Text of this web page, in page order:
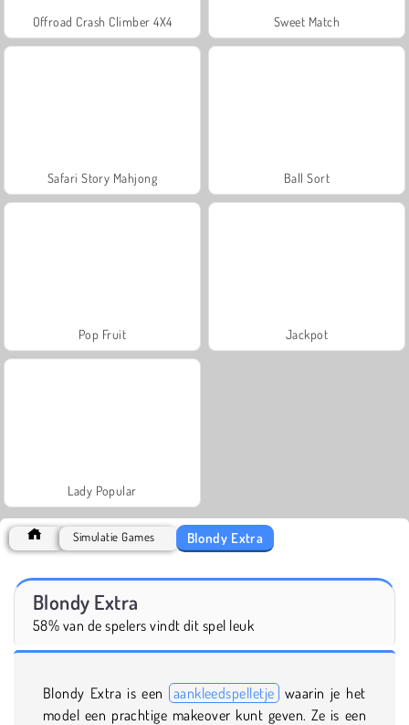
Offroad Crash Climber 4X4 Sweet Match
Safari Story Mahjong Ball Sort
Pop Fruit Jackpot
Lady Popular
Simulatie Games Blondy Extra
Blondy Extra
58% van de spelers vindt dit spel leuk
Blondy Extra is een aankleedspelletje waarin je het
model een prachtige makeover kunt geven. Ze is een